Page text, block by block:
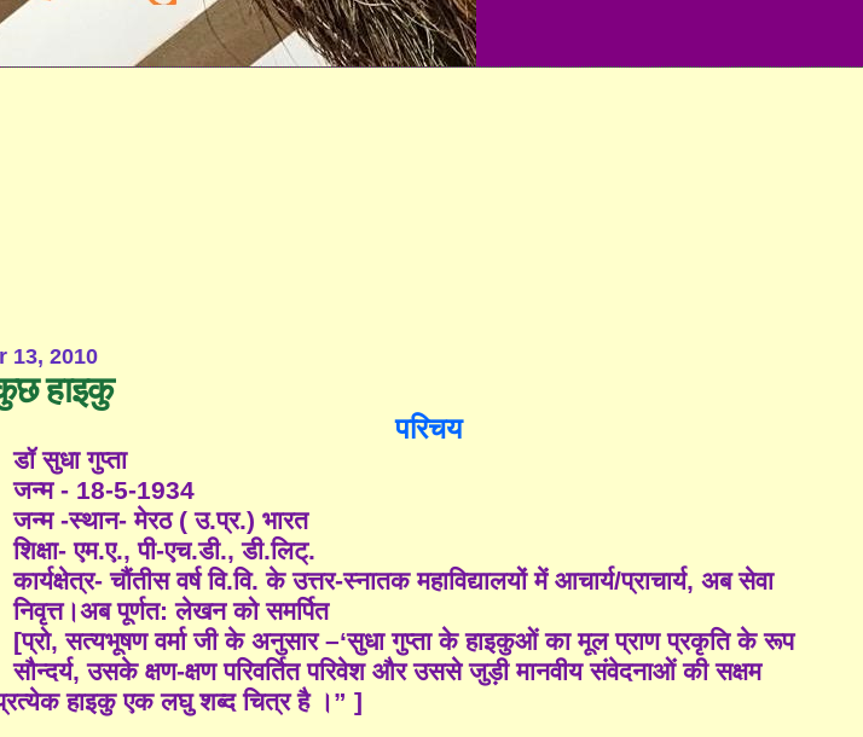
13, 2010
हाइकु
परिचय
डॉ सुधा गुप्ता
जन्म - 18-5-1934
जन्म -स्थान- मेरठ ( उ.प्र.) भारत
शिक्षा- एम.ए.,पी-एच.डी.,डी.लिट्.
कार्यक्षेत्र- चौंतीस वर्ष वि.वि. के उत्तर-स्नातक महाविद्यालयों में आचार्य/प्राचार्य,अब सेवा
निवृत्त।अब पूर्णत: लेखन को समर्पित
[प्रो,सत्यभूषण वर्मा जी के अनुसार–‘सुधा गुप्ता के हाइकुओं का मूल प्राण प्रकृति के रूप
सौन्दर्य,उसके क्षण-क्षण परिवर्तित परिवेश और उससे जुड़ी मानवीय संवेदनाओं की सक्षम
हाइकु एक लघु शब्द चित्र है । ” ]